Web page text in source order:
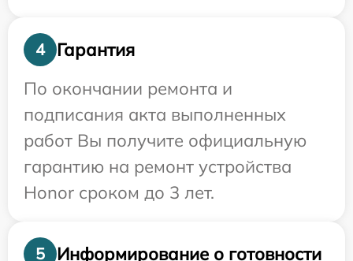
4
Гарантия
По окончании ремонта и
подписания акта выполненных
работ Вы получите официальную
гарантию на ремонт устройства
Honor сроком до 3 лет.
5
Информирование о готовности